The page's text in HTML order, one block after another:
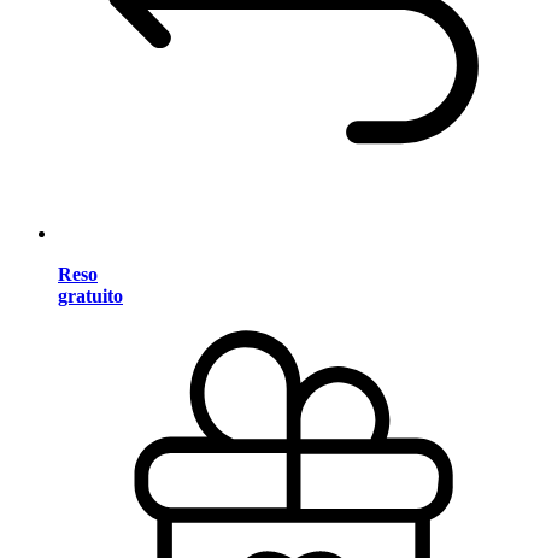
Reso
gratuito